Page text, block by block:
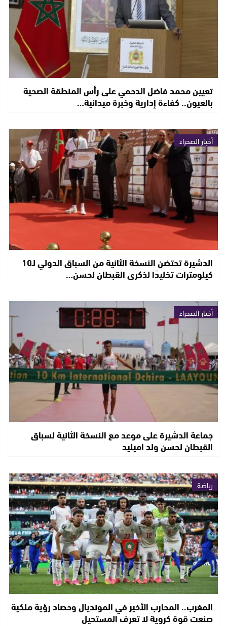
تعيين محمد فاضل الدحمي على رأس المنطقة الصحية
بالعيون.. كفاءة إدارية وخبرة ميدانية…
أخبار الصحراء
الدشيرة تحتضن النسخة الثانية من السباق الدولي لـ10
كيلومترات تخليدًا لذكرى القبطان لحسن…
أخبار الصحراء
جماعة الدشيرة على موعد مع النسخة الثانية لسباق
القبطان لحسن ولد اميليد
رياضة
المغرب.. المحارب الأخير في المونديال وحصاد رؤية ملكية
صنعت قوة كروية لا تعرف المستحيل